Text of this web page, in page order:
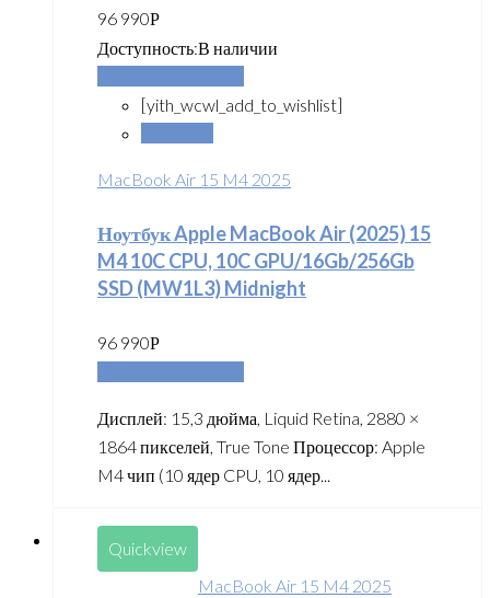
96 990Р
Доступность:В наличии
[yith_wcwl_add_to_wishlist]
MacBook Air 15 M4 2025
Ноутбук Apple MacBook Air (2025) 15
M4 10C CPU, 10C GPU/16Gb/256Gb
SSD (MW1L3) Midnight
96 990Р
Дисплей: 15,3 дюйма, Liquid Retina, 2880 ×
1864 пикселей, True Tone Процессор: Apple
M4 чип (10 ядер CPU, 10 ядер...
Quickview
MacBook Air 15 M4 2025